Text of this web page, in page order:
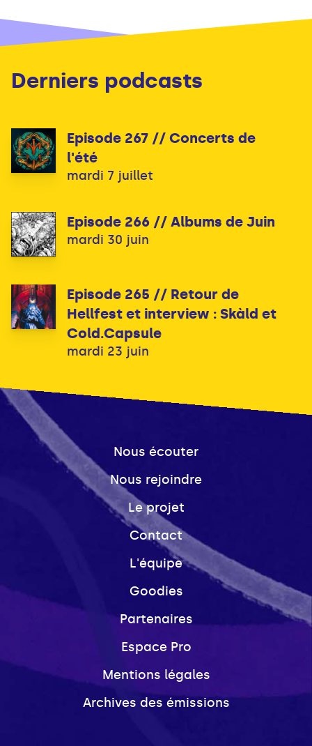
Derniers podcasts
Episode 267 // Concerts de
l'été
mardi 7 juillet
Episode 266 // Albums de Juin
mardi 30 juin
Episode 265 // Retour de
Hellfest et interview : Skàld et
Cold.Capsule
mardi 23 juin
Nous écouter
Nous rejoindre
Le projet
Contact
L'équipe
Goodies
Partenaires
Espace Pro
Mentions légales
Archives des émissions